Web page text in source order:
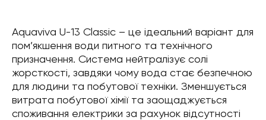
Aquaviva U-13 Classic – це ідеальний варіант для
пом’якшення води питного та технічного
призначення. Система нейтралізує солі
жорсткості, завдяки чому вода стає безпечною
для людини та побутової техніки. Зменшується
витрата побутової хімії та заощаджується
споживання електрики за рахунок відсутності